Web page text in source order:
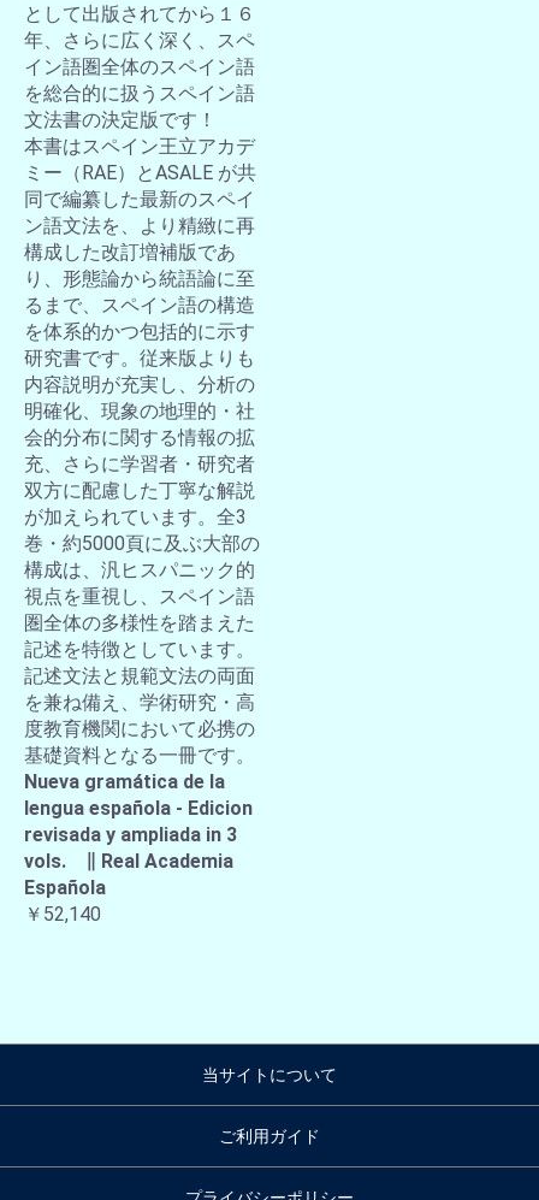
として出版されてから１６
年、さらに広く深く、スペ
イン語圏全体のスペイン語
を総合的に扱うスペイン語
文法書の決定版です！
本書はスペイン王立アカデ
ミー（RAE）とASALE が共
同で編纂した最新のスペイ
ン語文法を、より精緻に再
構成した改訂増補版であ
り、形態論から統語論に至
るまで、スペイン語の構造
を体系的かつ包括的に示す
研究書です。従来版よりも
内容説明が充実し、分析の
明確化、現象の地理的・社
会的分布に関する情報の拡
充、さらに学習者・研究者
双方に配慮した丁寧な解説
が加えられています。全3
巻・約5000頁に及ぶ大部の
構成は、汎ヒスパニック的
視点を重視し、スペイン語
圏全体の多様性を踏まえた
記述を特徴としています。
記述文法と規範文法の両面
を兼ね備え、学術研究・高
度教育機関において必携の
基礎資料となる一冊です。
Nueva gramática de la
lengua española - Edicion
revisada y ampliada in 3
vols. ∥ Real Academia
Española
￥52,140
当サイトについて
ご利用ガイド